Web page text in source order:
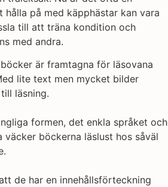
hålla på med käpphästar kan vara
till att träna kondition och
med andra.
är framtagna för läsovana
lite text men mycket bilder
läsning.
formen, det enkla språket och
väcker böckerna läslust hos såväl
de har en innehållsförteckning